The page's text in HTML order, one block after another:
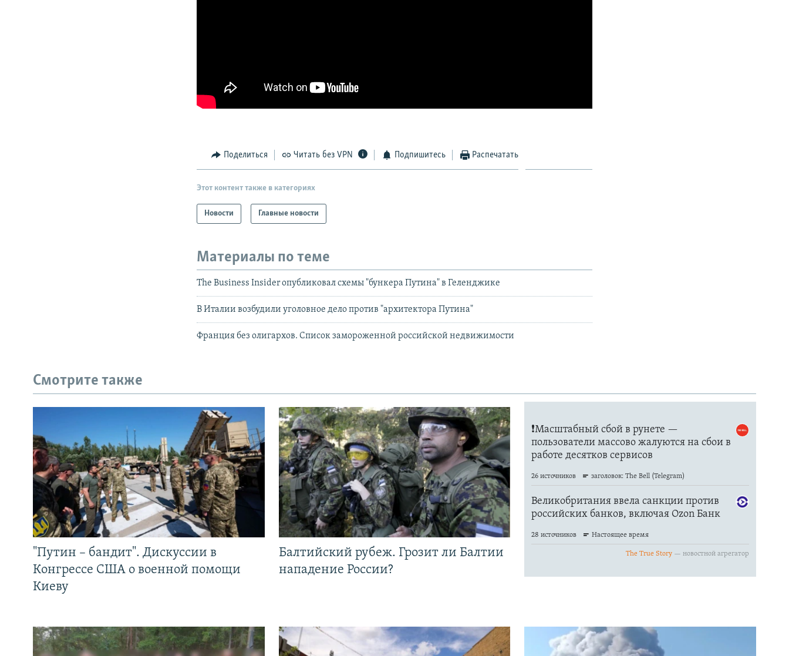
Поделиться Читать без VPN Подпишитесь Распечатать
Этот контент также в категориях
Новости Главные новости
Материалы по теме
The Business Insider опубликовал схемы "бункера Путина" в Геленджике
В Италии возбудили уголовное дело против "архитектора Путина"
Франция без олигархов. Список замороженной российской недвижимости
Смотрите также
"Путин – бандит". Дискуссии в
Конгрессе США о военной помощи
Киеву
Балтийский рубеж. Грозит ли Балтии
нападение России?